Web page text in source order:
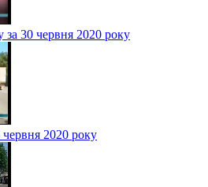
за 30 червня 2020 року
червня 2020 року